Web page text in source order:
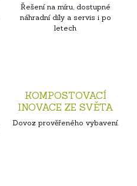
Řešení na míru, dostupné
náhradní díly a servis i po
letech
KOMPOSTOVACÍ
INOVACE ZE SVĚTA
Dovoz prověřeného vybavení.